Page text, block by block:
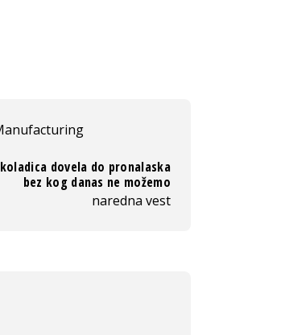
dovela do pronalaska
bez kog danas ne možemo
naredna vest